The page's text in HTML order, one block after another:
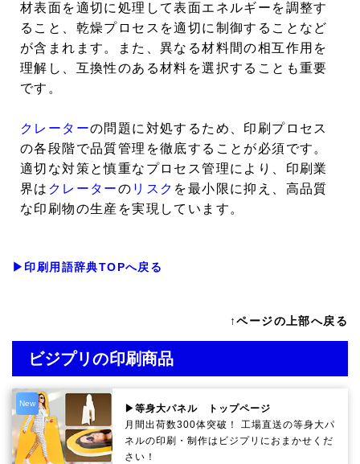
材表面を適切に処理して表面エネルギーを調整す
ること、乾燥プロセスを適切に制御することなど
が含まれます。また、異なる材料間の相互作用を
理解し、互換性のある材料を選択することも重要
です。
クレーターの問題に対処するため、印刷プロセス
の各段階で品質管理を徹底することが必須です。
適切な対策と慎重なプロセス管理により、印刷業
界は クレーターの リスク を最小限に抑え、高品質
な印刷物の生産を実現しています。
▶印刷用語辞典TOPへ戻る
↑ページの上部へ戻る
ビジプリの印刷商品
New
▶等身大パネル トップページ
月間出荷数300体突破！ 工場直送の等身大パ
ネルの印刷・制作は ビジプリ におまかせくだ
さい！